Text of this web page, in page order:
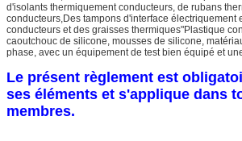
d'isolants thermiquement conducteurs, de rubans
conducteurs,Des tampons d'interface électriquement
conducteurs et des graisses thermiques"Plastique
caoutchouc de silicone, mousses de silicone,
phase, avec un équipement de test bien équipé et
Le présent règlement est
ses éléments et s'applique dans
membres.